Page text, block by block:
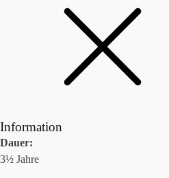
Information
Dauer:
3½ Jahre